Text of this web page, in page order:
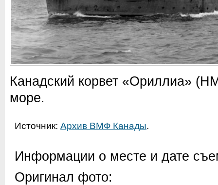
Канадский корвет «Ориллиа»
море.
Источник: Архив ВМФ Канады.
Информации о месте и дате
Оригинал фото: